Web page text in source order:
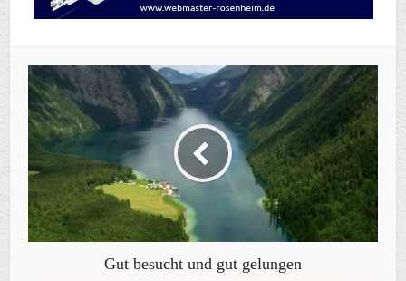
Gut besucht und gut gelungen